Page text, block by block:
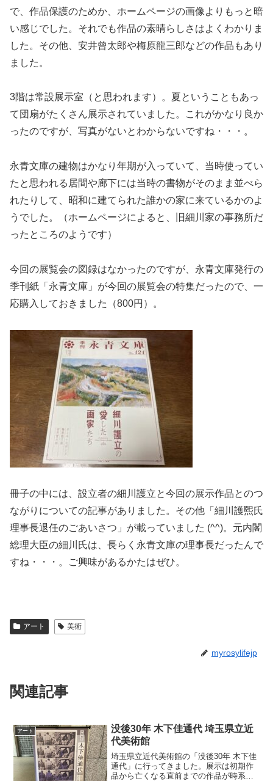
で、作品保護のためか、ホームページの画像よりもっと暗
い感じでした。それでも作品の素晴らしさはよくわかりま
した。その他、安井曾太郎や梅原龍三郎などの作品もあり
ました。
3階は常設展示室（と思われます）。夏ということもあっ
て団扇がたくさん展示されていました。これがかなり良か
ったのですが、写真がないとわからないですね・・・。
永青文庫の建物はかなり年期が入っていて、当時使ってい
たと思われる居間や廊下には当時の書物がそのまま並べら
れたりして、昭和に建てられた誰かの家に来ているかのよ
うでした。（ホームページによると、旧細川家の事務所だ
ったところのようです）
今回の展覧会の図録はなかったのですが、永青文庫発行の
季刊紙「永青文庫」が今回の展覧会の特集だったので、一
応購入しておきました（800円）。
冊子の中には、設立者の細川護立と今回の展示作品とのつ
ながりについての記事がありました。その他「細川護煕氏
理事長退任のごあいさつ」が載っていました (^^)。元内閣
総理大臣の細川氏は、長らく永青文庫の理事長だったんで
すね・・・。ご興味があるかたはぜひ。
アート 美術
myrosylifejp
関連記事
アート
没後30年 木下佳通代 埼玉県立近
代美術館
埼玉県立近代美術館の「没後30年 木下佳
通代」に行ってきました。展示は初期作
品から亡くなる直前までの作品が時系列